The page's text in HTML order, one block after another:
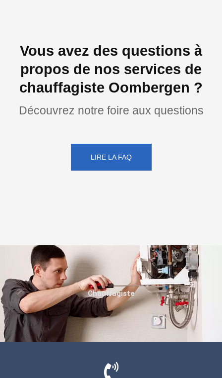
Vous avez des questions à
propos de nos services de
chauffagiste Oombergen ?
Découvrez notre foire aux questions
LIRE LA FAQ
Chauffagiste